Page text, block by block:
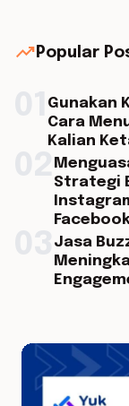
trending_up Popular
Gunakan
Cara
Kalian
Strategi
Jasa